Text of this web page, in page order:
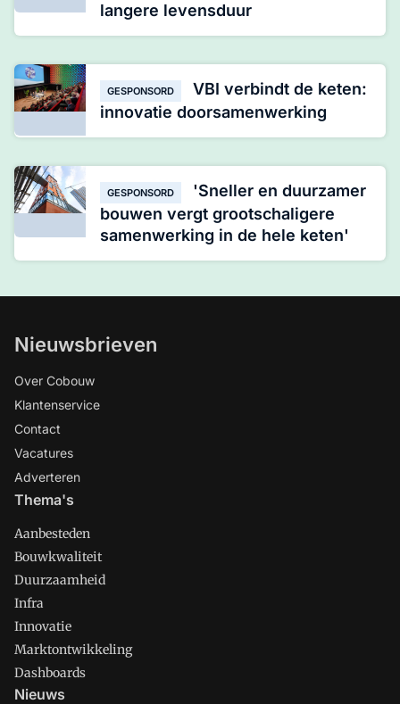
langere levensduur
GESPONSORD
VBI verbindt de keten:
innovatie doorsamenwerking
GESPONSORD
'Sneller en duurzamer
bouwen vergt grootschaligere
samenwerking in de hele keten'
Nieuwsbrieven
Over Cobouw
Klantenservice
Contact
Vacatures
Adverteren
Thema's
Aanbesteden
Bouwkwaliteit
Duurzaamheid
Infra
Innovatie
Marktontwikkeling
Dashboards
Nieuws